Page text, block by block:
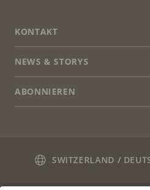
KONTAKT
Kontaktieren Sie uns
NEWS & STORYS
Erfahrungsberichte
ABONNIEREN
SWITZERLAND /